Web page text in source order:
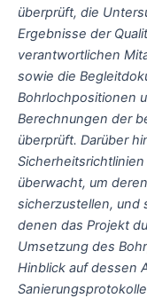
überprüft, die
Ergebnisse der
verantwortlichen
sowie die
Bohrlochpositionen
Berechnungen der
überprüft. Darüber
überwacht, um
sicherzustellen, und
denen das Projekt
Umsetzung des
Hinblick auf dessen